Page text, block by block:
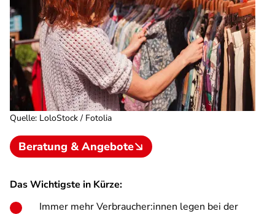
Quelle: LoloStock / Fotolia
Beratung & Angebote
Das Wichtigste in Kürze:
Immer mehr Verbraucher:innen legen bei der